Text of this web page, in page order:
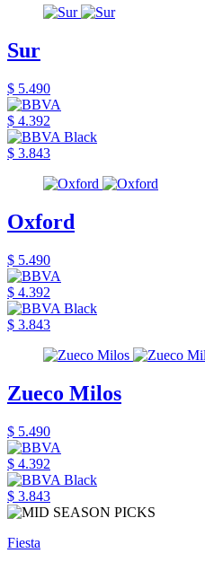
Sur
$ 5.490
$ 4.392
$ 3.843
Oxford
$ 5.490
$ 4.392
$ 3.843
Zueco Milos
$ 5.490
$ 4.392
$ 3.843
Fiesta